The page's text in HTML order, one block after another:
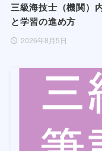
三級海技士（機関）
と学習の進め方
2026年8月5日